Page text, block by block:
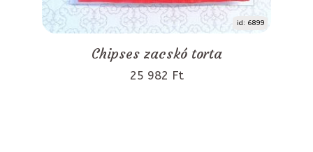
id: 6899
Chipses zacskó torta
25 982 Ft